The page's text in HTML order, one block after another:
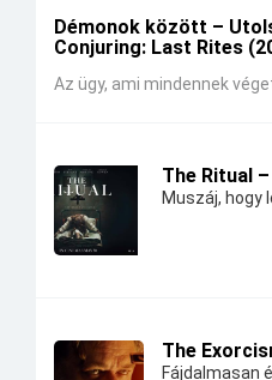
Démonok között –
Conjuring: Last Rites
Az ügy, ami mindennek
The Ritual
Muszáj, hogy
The
Fájdalmasan